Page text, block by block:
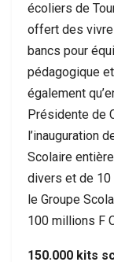
écoliers de
offert des
bancs pour
pédagogique
également
Présidente de
l’inauguration
Scolaire
divers et de 10
le Groupe
100 millions F
150.000 kits